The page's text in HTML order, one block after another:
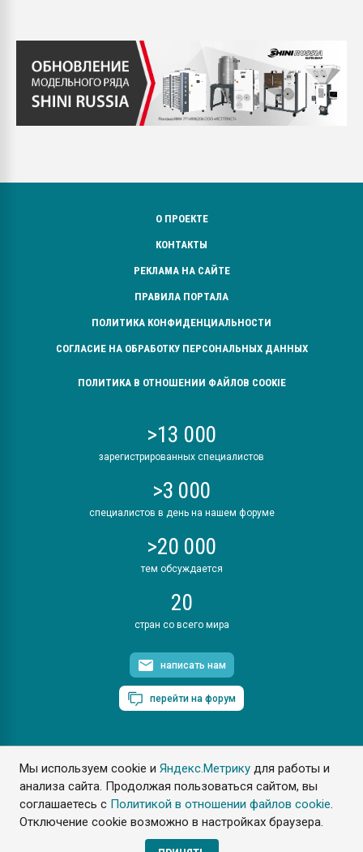
Мы используем cookie иЯндекс.Метрику для работы и
анализа сайта. Продолжая пользоваться сайтом, вы
соглашаетесь с Политикой в отношении файлов cookie.
Отключение cookie возможно в настройках браузера.
О ПРОЕКТЕ
КОНТАКТЫ
РЕКЛАМА НА САЙТЕ
ПРАВИЛА ПОРТАЛА
ПОЛИТИКА КОНФИДЕНЦИАЛЬНОСТИ
СОГЛАСИЕ НА ОБРАБОТКУ ПЕРСОНАЛЬНЫХ ДАННЫХ
ПОЛИТИКА В ОТНОШЕНИИ ФАЙЛОВ COOKIE
>13 000
зарегистрированных специалистов
>3 000
специалистов в день на нашем форуме
>20 000
тем обсуждается
20
стран со всего мира
написать нам
перейти на форум
ПластЭксперт © 2006. Все права защищены
Разрешается копирование материалов сайта с обязательной
ссылкой на www.e-plastic.ru
Разработка сайта